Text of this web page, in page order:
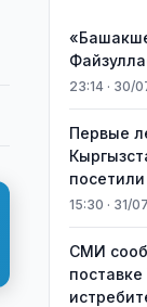
23:14 · 30/
Первые
15:30 · 31/07
СМИ
поставке